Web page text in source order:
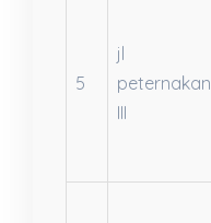
5
jl
peternakan
III